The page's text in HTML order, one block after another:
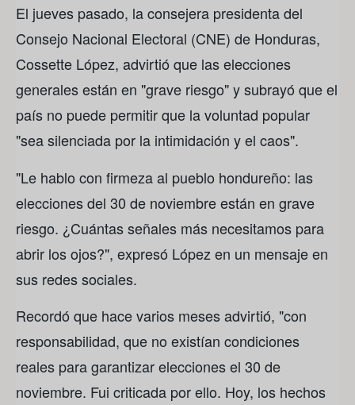
El jueves pasado, la consejera presidenta del
Consejo Nacional Electoral (CNE) de Honduras,
Cossette López, advirtió que las elecciones
generales están en "grave riesgo" y subrayó que el
país no puede permitir que la voluntad popular
"sea silenciada por la intimidación y el caos".
"Le hablo con firmeza al pueblo hondureño: las
elecciones del 30 de noviembre están en grave
riesgo. ¿Cuántas señales más necesitamos para
abrir los ojos?", expresó López en un mensaje en
sus redes sociales.
Recordó que hace varios meses advirtió, "con
responsabilidad, que no existían condiciones
reales para garantizar elecciones el 30 de
noviembre. Fui criticada por ello. Hoy, los hechos